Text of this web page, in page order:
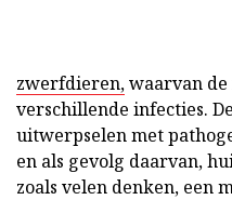
zwerfdieren,waarvan
verschillende infecties.
uitwerpselen met
en als gevolg daarvan,
zoals velen denken, een